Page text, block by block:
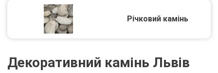
Річковий камінь
Декоративний камінь Львів